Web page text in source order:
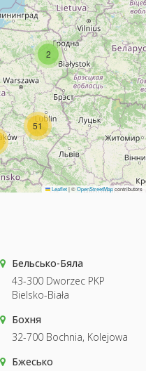
2
51
Leaflet|©OpenStreetMapcontributors
Бельсько-Бяла
43-300 Dworzec PKP
Bielsko-Biała
Бохня
32-700 Bochnia, Kolejowa
Бжесько